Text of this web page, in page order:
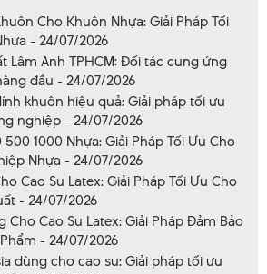
Cho Khuôn Nhựa: Giải Pháp Tối
- 24/07/2026
Lâm Anh TPHCM: Đối tác cung ứng
đầu - 24/07/2026
khuôn hiệu quả: Giải pháp tối ưu
nghiệp - 24/07/2026
1000 Nhựa: Giải Pháp Tối Ưu Cho
Nhựa - 24/07/2026
Cao Su Latex: Giải Pháp Tối Ưu Cho
- 24/07/2026
Cho Cao Su Latex: Giải Pháp Đảm Bảo
- 24/07/2026
dùng cho cao su: Giải pháp tối ưu